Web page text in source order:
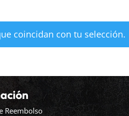
coincidan con tu selección.
Reembolso